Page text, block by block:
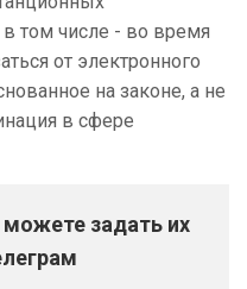
в том числе - во время
от электронного
на законе, а не
в сфере
задать их